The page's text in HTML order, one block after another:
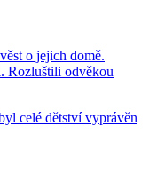
o jejich domě.
Rozluštili odvěkou
celé dětství vyprávěn